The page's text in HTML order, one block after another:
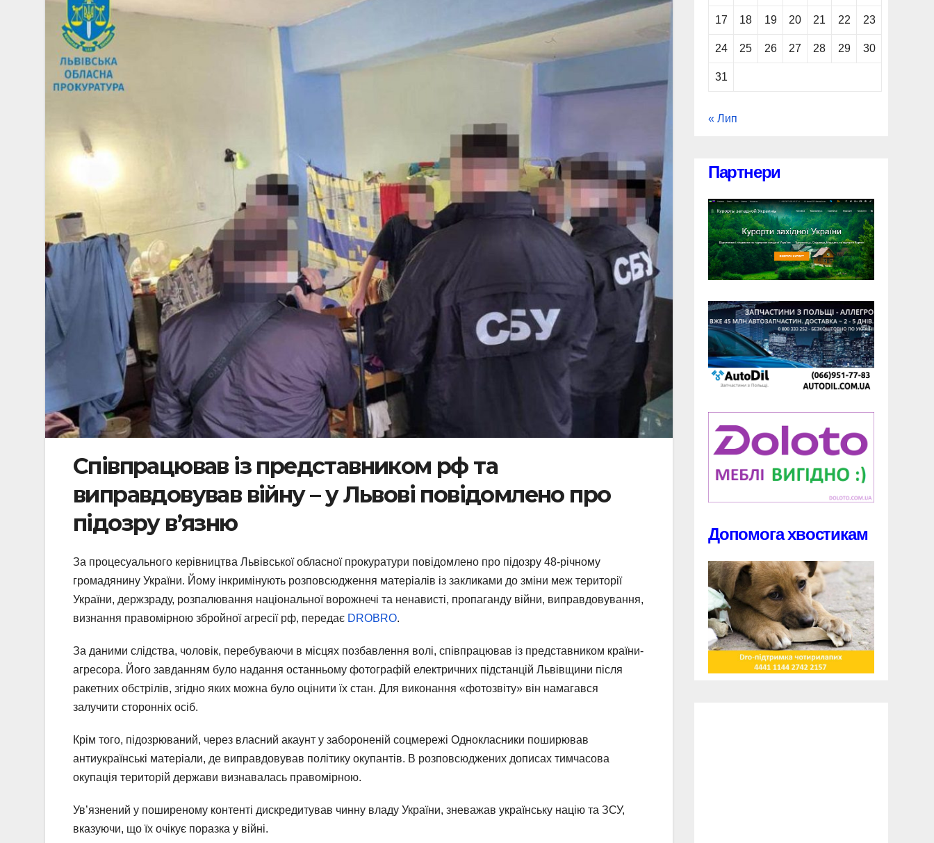
Співпрацював із представником рф та
виправдовував війну – у Львові повідомлено про
підозру в’язню
За процесуального керівництва Львівської обласної прокуратури повідомлено про підозру 48-річному
громадянину України. Йому інкримінують розповсюдження матеріалів із закликами до зміни меж території
України, держзраду, розпалювання національної ворожнечі та ненависті, пропаганду війни, виправдовування,
визнання правомірною збройної агресії рф, передає DROBRO.
За даними слідства, чоловік, перебуваючи в місцях позбавлення волі, співпрацював із представником країни-
агресора. Його завданням було надання останньому фотографій електричних підстанцій Львівщини після
ракетних обстрілів, згідно яких можна було оцінити їх стан. Для виконання «фотозвіту» він намагався
залучити сторонніх осіб.
Крім того, підозрюваний, через власний акаунт у забороненій соцмережі Однокласники поширював
антиукраїнські матеріали, де виправдовував політику окупантів. В розповсюджених дописах тимчасова
окупація територій держави визнавалась правомірною.
Ув’язнений у поширеному контенті дискредитував чинну владу України, зневажав українську націю та ЗСУ,
вказуючи, що їх очікує поразка у війні.
17 18 19 20 21 22 23
24 25 26 27 28 29 30
31
« Лип
Партнери
Допомога хвостикам